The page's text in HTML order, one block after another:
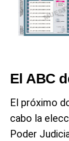
El ABC
El próximo
cabo la
Poder